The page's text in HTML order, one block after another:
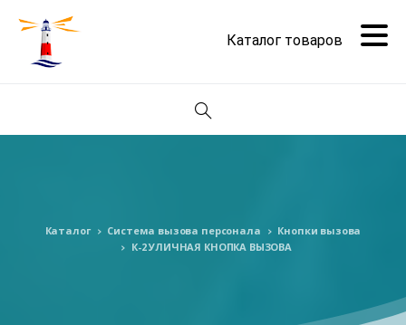
Поиск
Каталог Система вызова персонала
Кнопки вызова
К-2 УЛИЧНАЯ КНОПКА ВЫЗОВА